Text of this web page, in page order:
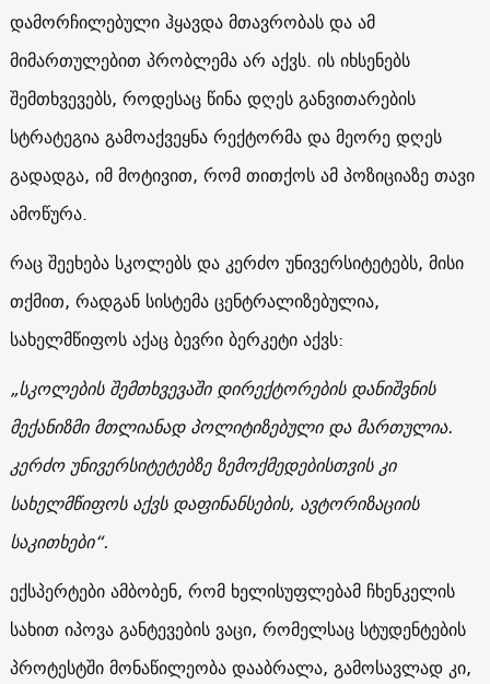
დამორჩილებული ჰყავდა მთავრობას და ამ
მიმართულებით პრობლემა არ აქვს. ის იხსენებს
შემთხვევებს, როდესაც წინა დღეს განვითარების
სტრატეგია გამოაქვეყნა რექტორმა და მეორე დღეს
გადადგა, იმ მოტივით, რომ თითქოს ამ პოზიციაზე თავი
ამოწურა.
რაც შეეხება სკოლებს და კერძო უნივერსიტეტებს, მისი
თქმით, რადგან სისტემა ცენტრალიზებულია,
სახელმწიფოს აქაც ბევრი ბერკეტი აქვს:
„სკოლების შემთხვევაში დირექტორების დანიშვნის
მექანიზმი მთლიანად პოლიტიზებული და მართულია.
კერძო უნივერსიტეტებზე ზემოქმედებისთვის კი
სახელმწიფოს აქვს დაფინანსების, ავტორიზაციის
საკითხები“.
ექსპერტები ამბობენ, რომ ხელისუფლებამ ჩხენკელის
სახით იპოვა განტევების ვაცი, რომელსაც სტუდენტების
პროტესტში მონაწილეობა დააბრალა, გამოსავლად კი,